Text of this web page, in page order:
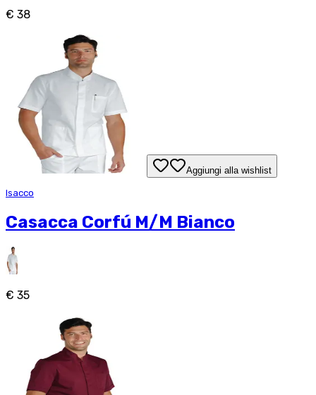
€ 38
Aggiungi alla wishlist
Isacco
Casacca Corfú M/M Bianco
€ 35